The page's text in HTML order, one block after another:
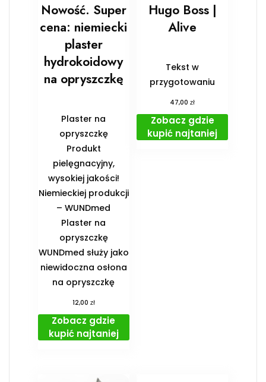
Nowość. Super
cena: niemiecki
plaster
hydrokoidowy
na opryszczkę
Plaster na
opryszczkę
Produkt
pielęgnacyjny,
wysokiej jakości!
Niemieckiej produkcji
– WUNDmed
Plaster na
opryszczkę
WUNDmed służy jako
niewidoczna osłona
na opryszczkę
12,00 zł
Zobacz gdzie
kupić najtaniej
Hugo Boss |
Alive
Tekst w
przygotowaniu
47,00zł
Zobacz gdzie
kupić najtaniej